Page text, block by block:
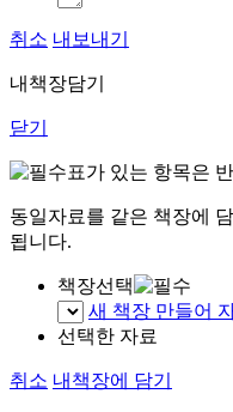
취소 내보내기
내책장담기
닫기
표가 있는 항목은
동일자료를 같은 책장에
됩니다.
책장선택
새 책장 만들어
선택한 자료
취소 내책장에 담기